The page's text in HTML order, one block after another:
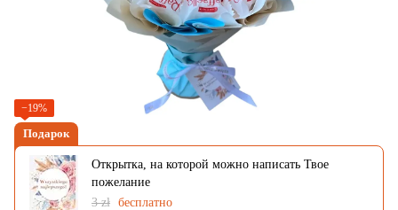
−19%
Подарок
Открытка, на которой можно написать Твое
пожелание
3 zł
бесплатно